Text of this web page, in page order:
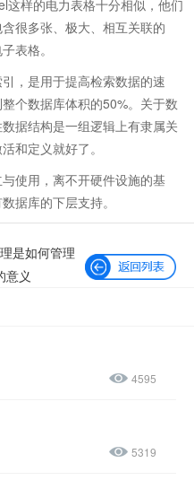
这样的电力表格十分相似，他们
很多张、极大、相互关联的
表格。
，是用于提高检索数据的速
个数据库体积的50%。关于数
据结构是一组逻辑上有隶属关
和定义就好了。
使用，离不开硬件设施的基
据库的下层支持。
是如何管理
意义
4595
5319